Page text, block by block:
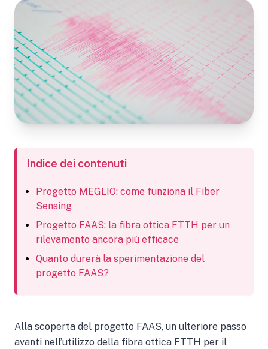
Indice dei contenuti
Progetto MEGLIO: come funziona il Fiber
Sensing
Progetto FAAS: la fibra ottica FTTH per un
rilevamento ancora più efficace
Quanto durerà la sperimentazione del
progetto FAAS?
Alla scoperta del progetto FAAS, un ulteriore passo
avanti nell’utilizzo della fibra ottica FTTH per il